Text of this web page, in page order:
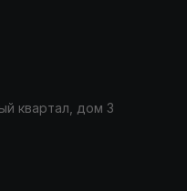
квартал, дом 3